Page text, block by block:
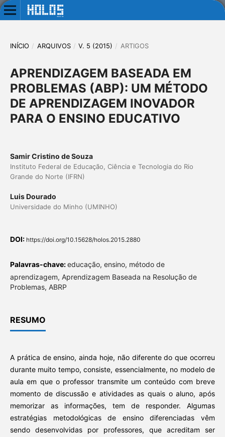
INÍCIO / ARQUIVOS / V. 5 (2015) / ARTIGOS
APRENDIZAGEM BASEADA EM
PROBLEMAS (ABP): UM MÉTODO
DE APRENDIZAGEM INOVADOR
PARA O ENSINO EDUCATIVO
Samir Cristino de Souza
Instituto Federal de Educação, Ciência e Tecnologia do Rio
Grande do Norte (IFRN)
Luis Dourado
Universidade do Minho (UMINHO)
DOI: https://doi.org/10.15628/holos.2015.2880
Palavras-chave:educação, ensino, método de
aprendizagem, Aprendizagem Baseada na Resolução de
Problemas, ABRP
RESUMO
A prática de ensino, ainda hoje, não diferente do que ocorreu
durante muito tempo, consiste, essencialmente, no modelo de
aula em que o professor transmite um conteúdo com breve
momento de discussão e atividades as quais o aluno, após
memorizar as informações, tem de responder. Algumas
estratégias metodológicas de ensino diferenciadas vêm
sendo desenvolvidas por professores, que acreditam ser